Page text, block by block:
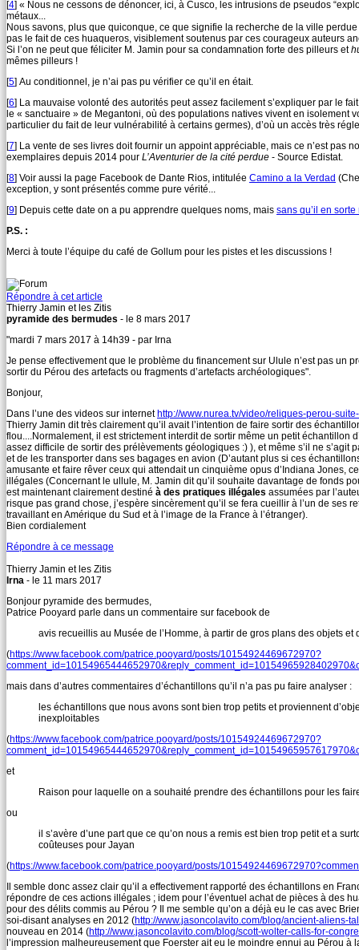
[4] « Nous ne cessons de dénoncer, ici, à Cusco, les intrusions de pseudos
métaux...
Nous savons, plus que quiconque, ce que signifie la recherche de la ville
pas le fait de ces huaqueros, visiblement soutenus par ces courageux auteurs
Si l’on ne peut que féliciter M. Jamin pour sa condamnation forte des pilleurs et
mêmes pilleurs !
[5] Au conditionnel, je n’ai pas pu vérifier ce qu’il en était.
[6] La mauvaise volonté des autorités peut assez facilement s’expliquer par le
le « sanctuaire » de Megantoni, où des populations natives vivent en isolement
particulier du fait de leur vulnérabilité à certains germes), d’où un accès très
[7] La vente de ses livres doit fournir un appoint appréciable, mais ce n’est
exemplaires depuis 2014 pour L’Aventurier de la cité perdue - Source Edistat.
[8] Voir aussi la page Facebook de Dante Rios, intitulée Camino a la Verdad
exception, y sont présentés comme pure vérité...
[9] Depuis cette date on a pu apprendre quelques noms, mais sans qu’il en
P.S. :
Merci à toute l’équipe du café de Gollum pour les pistes et les discussions !
Répondre à cet article
Thierry Jamin et les Zitis
pyramide des bermudes - le 8 mars 2017
"mardi 7 mars 2017 à 14h39 - par Irna
Je pense effectivement que le problème du financement sur Ulule n’est pas un
sortir du Pérou des artefacts ou fragments d’artefacts archéologiques".
Bonjour,
Dans l’une des videos sur internet http://www.nurea.tv/video/reliques-perou-
Thierry Jamin dit très clairement qu’il avait l’intention de faire sortir des
flou....Normalement, il est strictement interdit de sortir même un petit échantillon
assez difficile de sortir des prélèvements géologiques :) ), et même s’il ne
et de les transporter dans ses bagages en avion (D’autant plus si ces
amusante et faire rêver ceux qui attendait un cinquième opus d’Indiana Jones,
illégales (Concernant le ullule, M. Jamin dit qu’il souhaite davantage de fonds
est maintenant clairement destiné à des pratiques illégales assumées par
risque pas grand chose, j’espère sincèrement qu’il se fera cueillir à l’un de
travaillant en Amérique du Sud et à l’image de la France à l’étranger).
Bien cordialement
Répondre à ce message
Thierry Jamin et les Zitis
Irna - le 11 mars 2017
Bonjour pyramide des bermudes,
Patrice Pooyard parle dans un commentaire sur facebook de
avis recueillis au Musée de l’Homme, à partir de gros plans des objets
(https://www.facebook.com/patrice.pooyard/posts/10154924469672970?
mais dans d’autres commentaires d’échantillons qu’il n’a pas pu faire analyser :
les échantillons que nous avons sont bien trop petits et proviennent
inexploitables
(https://www.facebook.com/patrice.pooyard/posts/10154924469672970?
et
Raison pour laquelle on a souhaité prendre des échantillons pour les
ou
il s’avère d’une part que ce qu’on nous a remis est bien trop petit et a
coûteuses pour Jayan
(https://www.facebook.com/patrice.pooyard/posts/
Il semble donc assez clair qu’il a effectivement rapporté des échantillons en
répondre de ces actions illégales ; idem pour l’éventuel achat de pièces à des
pour des délits commis au Pérou ? Il me semble qu’on a déjà eu le cas avec
soi-disant analyses en 2012 (http://www.jasoncolavito.com/blog/ancient-aliens-
nouveau en 2014 (http://www.jasoncolavito.com/blog/scott-wolter-calls-for-
l’impression malheureusement que Foerster ait eu le moindre ennui au Pérou à